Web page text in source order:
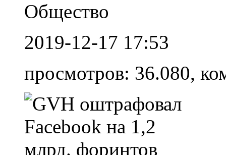
Общество
2019-12-17 17:53
просмотров: 36.080,